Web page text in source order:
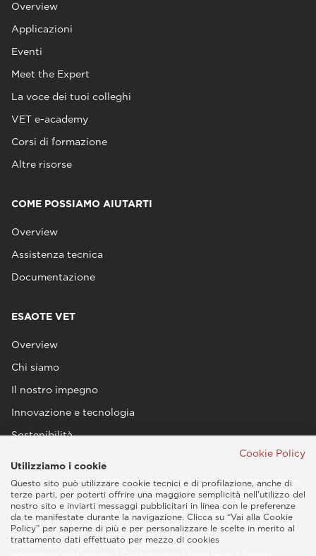
Overview
Applicazioni
Eventi
Meet the Expert
La voce dei tuoi colleghi
VET e-academy
Corsi di formazione
Altre risorse
COME POSSIAMO AIUTARTI
Overview
Assistenza tecnica
Documentazione
ESAOTE VET
Overview
Chi siamo
Il nostro impegno
Innovazione e tecnologia
Sostenibilità
Esaote SPA © 2026 - P.IVA IT05131180969
Cookie Policy
Utilizziamo i cookie
Questo sito può utilizzare cookie tecnici e di profilazione, anche di
terze parti, per poterti offrire una maggiore semplicità nell'utilizzo del
nostro sito e inviarti messaggi pubblicitari in linea con le preferenze
da te manifestate durante la navigazione. Clicca su “Vai alla Cookie
Policy” per saperne di più e per personalizzare le scelte in merito al
trattamento dati effettuato per mezzo di cookies